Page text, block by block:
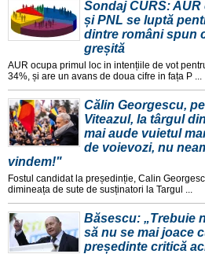
Sondaj CURS:
și PNL se luptă
dintre români spun
greșită
AUR ocupa primul loc in intențiile de vot
34%, și are un avans de doua cifre in fața P ...
Călin Georgescu,
Viteazul, la târgul
mai aude vuietul
de voievozi, nu
vindem!"
Fostul candidat la președinție, Calin
dimineața de sute de susținatori la Targul ...
Băsescu: „Trebuie
să nu se mai joace
președinte critică